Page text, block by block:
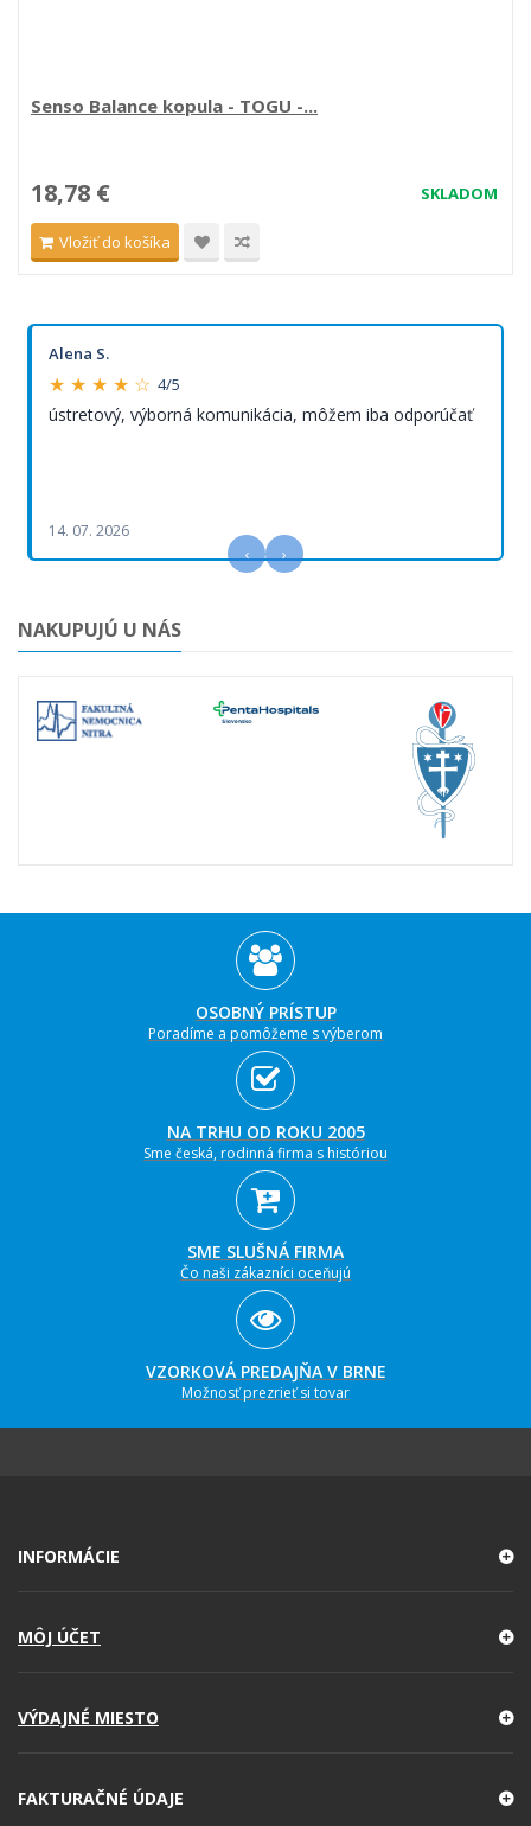
Senso Balance kopula - TOGU -...
SKLADOM
18,78 €
Vložiť do košíka
Alena S.
★ ★ ★ ★ ☆ 4/5
ústretový, výborná komunikácia, môžem iba odporúčať
14. 07. 2026
‹ ›
NAKUPUJÚ U NÁS
OSOBNÝ PRÍSTUP
Poradíme a pomôžeme s výberom
NA TRHU OD ROKU 2005
Sme česká, rodinná firma s históriou
SME SLUŠNÁ FIRMA
Čo naši zákazníci oceňujú
VZORKOVÁ PREDAJŇA V BRNE
Možnosť prezrieť si tovar
INFORMÁCIE
MÔJ ÚČET
VÝDAJNÉ MIESTO
FAKTURAČNÉ ÚDAJE